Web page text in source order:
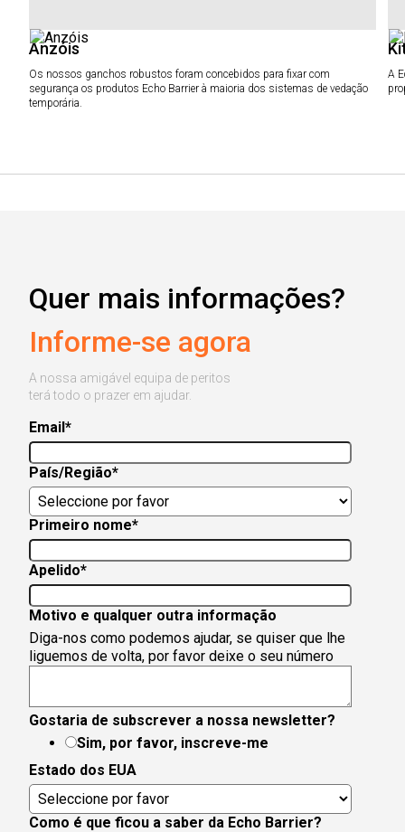
Anzóis
Os nossos ganchos robustos foram concebidos para fixar com
segurança os produtos Echo Barrier à maioria dos sistemas de vedação
temporária.
A
Quer mais informações?
Informe-se agora
A nossa amigável equipa de peritos
terá todo o prazer em ajudar.
Email*
País/Região*
Primeiro nome*
Apelido*
Motivo e qualquer outra informação
Diga-nos como podemos ajudar, se quiser que lhe
liguemos de volta, por favor deixe o seu número
Gostaria de subscrever a nossa newsletter?
Sim, por favor, inscreve-me
Estado dos EUA
Como é que ficou a saber da Echo Barrier?